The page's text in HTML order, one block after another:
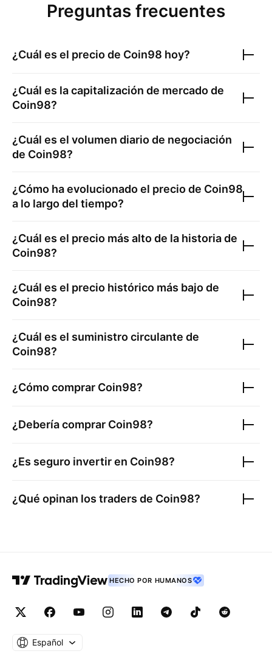
Preguntas frecuentes
¿Cuál es el precio de Coin98 hoy?
¿Cuál es la capitalización de mercado de
Coin98?
¿Cuál es el volumen diario de negociación
de Coin98?
¿Cómo ha evolucionado el precio de Coin98
a lo largo del tiempo?
¿Cuál es el precio más alto de la historia de
Coin98?
¿Cuál es el precio histórico más bajo de
Coin98?
¿Cuál es el suministro circulante de
Coin98?
¿Cómo comprar Coin98?
¿Debería comprar Coin98?
¿Es seguro invertir en Coin98?
¿Qué opinan los traders de Coin98?
HECHO POR HUMANOS
Español